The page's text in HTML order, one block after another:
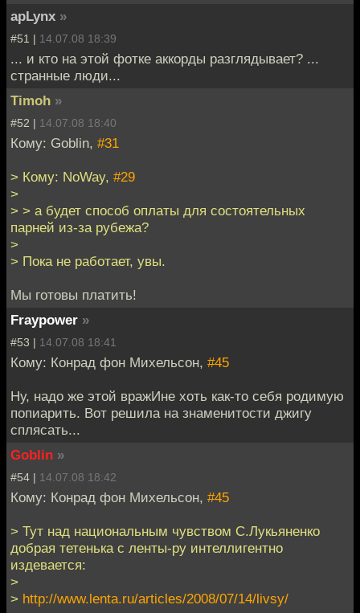
apLynx »
#51 | 14.07.08 18:39
... и кто на этой фотке аккорды разглядывает? ...
странные люди...
Timoh »
#52 | 14.07.08 18:40
Кому: Goblin, #31
> Кому: NoWay, #29
>
> > а будет способ оплаты для состоятельных
парней из-за рубежа?
>
> Пока не работает, увы.
Мы готовы платить!
Fraypower »
#53 | 14.07.08 18:41
Кому: Конрад фон Михельсон, #45
Ну, надо же этой вражИне хоть как-то себя родимую
попиарить. Вот решила на знаменитости джигу
сплясать...
Goblin »
#54 | 14.07.08 18:42
Кому: Конрад фон Михельсон, #45
> Тут над национальным чувством C.Лукьяненко
добрая тетенька с ленты-ру интеллигентно
издевается:
>
> http://www.lenta.ru/articles/2008/07/14/livsy/